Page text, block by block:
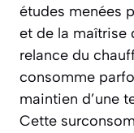
études menées
et de la maîtrise
relance du
consomme
maintien d’une
Cette